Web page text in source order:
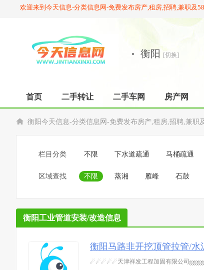
欢迎来到今天信息-分类信息网-免费发布房产,租房,招聘,兼职及
· 衡阳
[切换]
首页 二手转让 二手车网 房产网
衡阳今天信息-分类信息网-免费发布房产,租房,招聘,兼职
栏目分类 不限 下水道疏通 马桶疏通
区域查找 不限 蒸湘 雁峰 石鼓
衡阳工业管道安装/改造信息
衡阳马路非开挖顶管拉管/水
☄☄☄☄☄天津祥发工程加固有限公司